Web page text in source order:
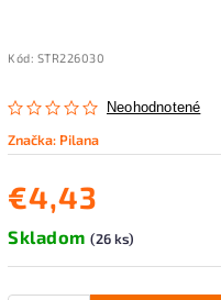
Kód: STR226030
Neohodnotené
Značka: Pilana
€4,43
Skladom (26 ks)